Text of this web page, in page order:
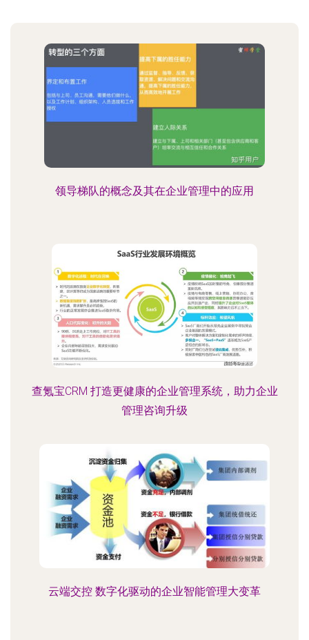
领导梯队的概念及其在企业管理中的应用
查氪宝CRM 打造更健康的企业管理系统，助力企业
管理咨询升级
云端交控 数字化驱动的企业智能管理大变革